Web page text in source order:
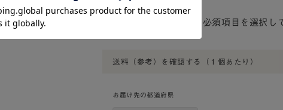
必須項目を選択し
送料（参考）を確認する（１個あたり）
お届け先の都道府県